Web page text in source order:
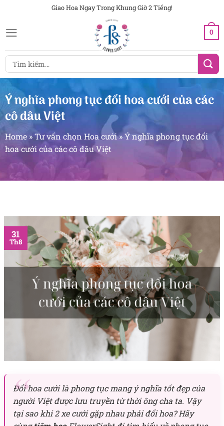
nội
Giao Hoa Ngay Trong Khung Giờ 2 Tiếng!
0
Tìm
kiếm:
Ý nghĩa phong tục đổi hoa cưới của các
cô dâu Việt
Home »Tư vấn chọn Hoa cưới»Ý nghĩa phong tục đổi
hoa cưới của các cô dâu Việt
31
Th8
Đổi hoa cưới là phong tục mang ý nghĩa tốt đẹp của
người Việt được lưu truyền từ thời ông cha ta. Vậy
tại sao khi 2 xe cưới gặp nhau phải đổi hoa? Hãy